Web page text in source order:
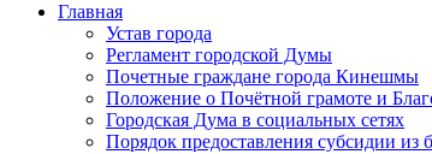
Главная
Устав города
Регламент городской Думы
Почетные граждане города Кинешмы
Положение о Почётной грамоте и
Городская Дума в социальных сетях
Порядок предоставления субсидии